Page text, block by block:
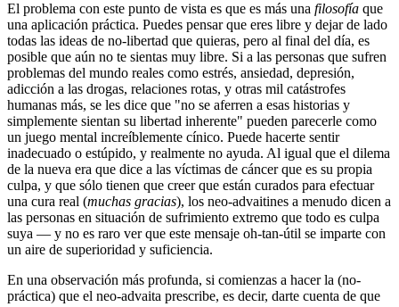
El problema con este punto de vista es que es más una filosofía que
una aplicación práctica. Puedes pensar que eres libre y dejar de lado
todas las ideas de no-libertad que quieras, pero al final del día, es
posible que aún no te sientas muy libre. Si a las personas que sufren
problemas del mundo reales como estrés, ansiedad, depresión,
adicción a las drogas, relaciones rotas, y otras mil catástrofes
humanas más, se les dice que "no se aferren a esas historias y
simplemente sientan su libertad inherente" pueden parecerle como
un juego mental increíblemente cínico. Puede hacerte sentir
inadecuado o estúpido, y realmente no ayuda. Al igual que el dilema
de la nueva era que dice a las víctimas de cáncer que es su propia
culpa, y que sólo tienen que creer que están curados para efectuar
una cura real (muchas gracias), los neo-advaitines a menudo dicen a
las personas en situación de sufrimiento extremo que todo es culpa
suya ― y no es raro ver que este mensaje oh-tan-útil se imparte con
un aire de superioridad y suficiencia.
En una observación más profunda, si comienzas a hacer la (no-
práctica) que el neo-advaita prescribe, es decir, darte cuenta de que